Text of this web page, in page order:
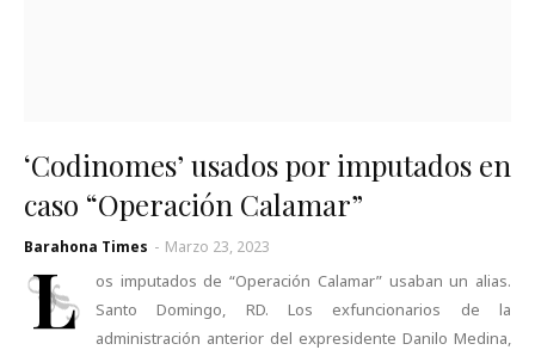
‘Codinomes’ usados por imputados en
caso “Operación Calamar”
Barahona Times - Marzo 23, 2023
L
os imputados de “Operación Calamar” usaban un alias.
Santo Domingo, RD. Los exfuncionarios de la
administración anterior del expresidente Danilo Medina,